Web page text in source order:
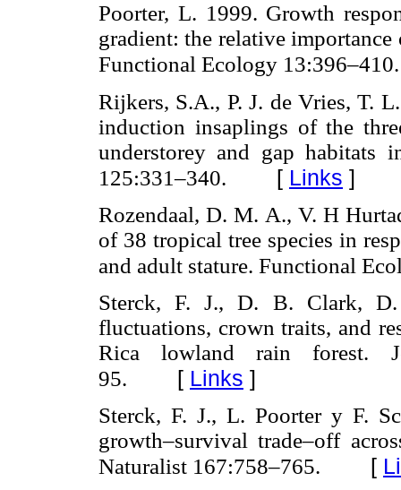
Poorter, L. 1999. Growth
gradient: the relative
Functional Ecology 13:396–410.
Rijkers, S.A., P. J. de Vries, T.
induction insaplings of the
understorey and gap habitats
125:331–340. [ Links ]
Rozendaal, D. M. A., V. H
of 38 tropical tree species in
and adult stature. Functional
Sterck, F. J., D. B. Clark,
fluctuations, crown traits, and
Rica lowland rain forest.
95. [ Links ]
Sterck, F. J., L. Poorter y F.
growth–survival trade–off
Naturalist 167:758–765. [